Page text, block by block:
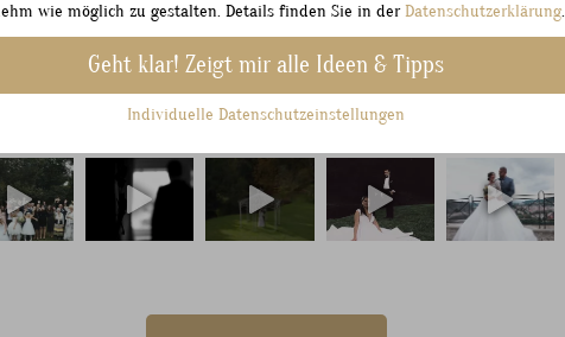
wie möglich zu gestalten. Details finden Sie in derDatenschutzerklärung.
Geht klar! Zeigt mir alle Ideen & Tipps
Individuelle Datenschutzeinstellungen